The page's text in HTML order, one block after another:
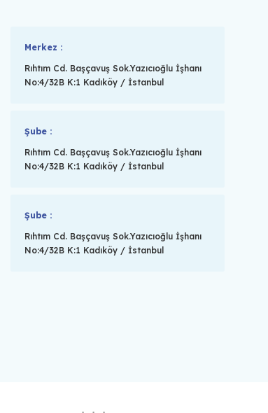
Merkez :
Rıhtım Cd. Başçavuş Sok.Yazıcıoğlu İşhanı
No:4/32B K:1 Kadıköy / İstanbul
Şube :
Rıhtım Cd. Başçavuş Sok.Yazıcıoğlu İşhanı
No:4/32B K:1 Kadıköy / İstanbul
Şube :
Rıhtım Cd. Başçavuş Sok.Yazıcıoğlu İşhanı
No:4/32B K:1 Kadıköy / İstanbul